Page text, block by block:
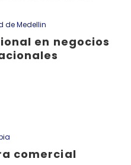
de Medellin
en negocios
comercial